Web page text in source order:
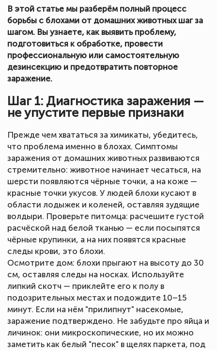
В этой статье мы разберём полный процесс
борьбы с блохами от домашних животных шаг за
шагом. Вы узнаете, как выявить проблему,
подготовиться к обработке, провести
профессиональную или самостоятельную
дезинсекцию и предотвратить повторное
заражение.
Шаг 1: Диагностика заражения —
не упустите первые признаки
Прежде чем хвататься за химикаты, убедитесь,
что проблема именно в блохах. Симптомы
заражения от домашних животных развиваются
стремительно: животное начинает чесаться, на
шерсти появляются чёрные точки, а на коже —
красные точки укусов. У людей блохи кусают в
области лодыжек и коленей, оставляя зудящие
волдыри. Проверьте питомца: расчешите густой
расчёской над белой тканью — если посыпятся
чёрные крупинки, а на них появятся красные
следы крови, это блохи.
Осмотрите дом: блохи прыгают на высоту до 30
см, оставляя следы на носках. Используйте
липкий скотч — приклейте его к полу в
подозрительных местах и подождите 10–15
минут. Если на нём "прилипнут" насекомые,
заражение подтверждено. Не забудьте про яйца и
личинок: они микроскопические, но их можно
заметить как белый "песок" в щелях паркета, под